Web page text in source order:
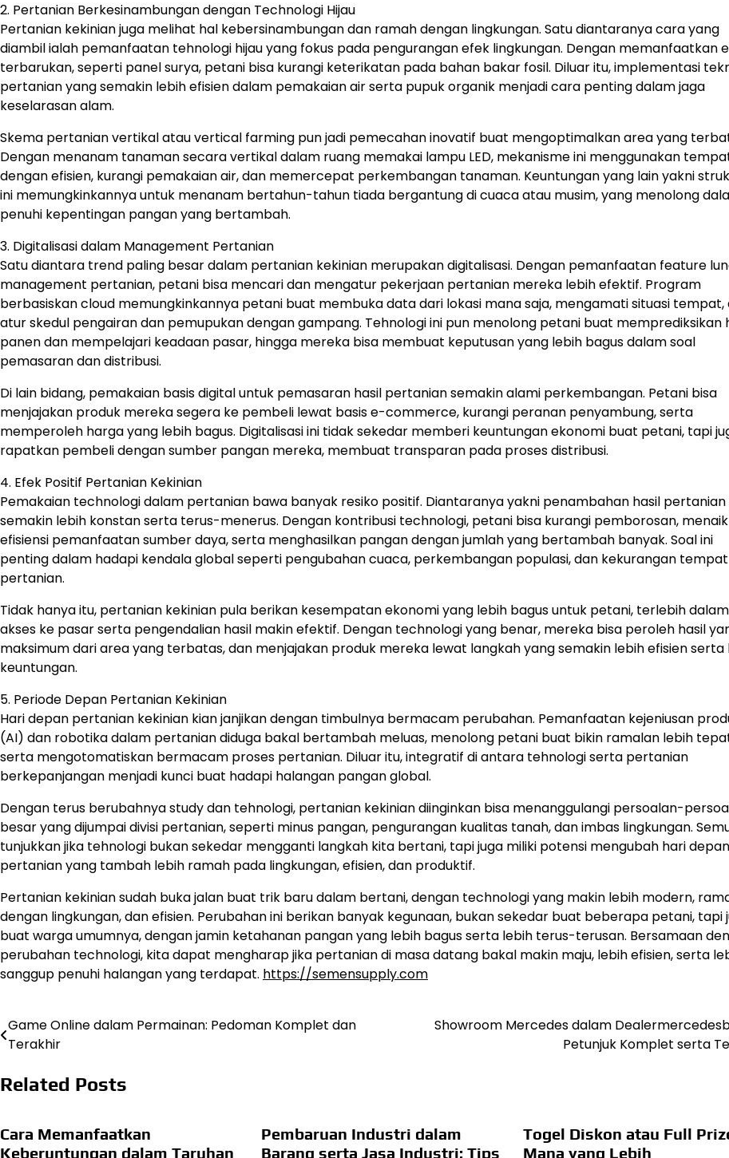
2. Pertanian Berkesinambungan dengan Technologi Hijau
Pertanian kekinian juga melihat hal kebersinambungan dan ramah dengan lingkungan. Satu diantaranya cara yang
diambil ialah pemanfaatan tehnologi hijau yang fokus pada pengurangan efek lingkungan. Dengan memanfaatkan
terbarukan, seperti panel surya, petani bisa kurangi keterikatan pada bahan bakar fosil. Diluar itu, implementasi
pertanian yang semakin lebih efisien dalam pemakaian air serta pupuk organik menjadi cara penting dalam jaga
keselarasan alam.
Skema pertanian vertikal atau vertical farming pun jadi pemecahan inovatif buat mengoptimalkan area yang
Dengan menanam tanaman secara vertikal dalam ruang memakai lampu LED, mekanisme ini menggunakan
dengan efisien, kurangi pemakaian air, dan memercepat perkembangan tanaman. Keuntungan yang lain yakni
ini memungkinkannya untuk menanam bertahun-tahun tiada bergantung di cuaca atau musim, yang menolong
penuhi kepentingan pangan yang bertambah.
3. Digitalisasi dalam Management Pertanian
Satu diantara trend paling besar dalam pertanian kekinian merupakan digitalisasi. Dengan pemanfaatan feature
management pertanian, petani bisa mencari dan mengatur pekerjaan pertanian mereka lebih efektif. Program
berbasiskan cloud memungkinkannya petani buat membuka data dari lokasi mana saja, mengamati situasi tempat,
atur skedul pengairan dan pemupukan dengan gampang. Tehnologi ini pun menolong petani buat memprediksikan
panen dan mempelajari keadaan pasar, hingga mereka bisa membuat keputusan yang lebih bagus dalam soal
pemasaran dan distribusi.
Di lain bidang, pemakaian basis digital untuk pemasaran hasil pertanian semakin alami perkembangan. Petani bisa
menjajakan produk mereka segera ke pembeli lewat basis e-commerce, kurangi peranan penyambung, serta
memperoleh harga yang lebih bagus. Digitalisasi ini tidak sekedar memberi keuntungan ekonomi buat petani, tapi
rapatkan pembeli dengan sumber pangan mereka, membuat transparan pada proses distribusi.
4. Efek Positif Pertanian Kekinian
Pemakaian technologi dalam pertanian bawa banyak resiko positif. Diantaranya yakni penambahan hasil pertanian
semakin lebih konstan serta terus-menerus. Dengan kontribusi technologi, petani bisa kurangi pemborosan,
efisiensi pemanfaatan sumber daya, serta menghasilkan pangan dengan jumlah yang bertambah banyak. Soal ini
penting dalam hadapi kendala global seperti pengubahan cuaca, perkembangan populasi, dan kekurangan tempat
pertanian.
Tidak hanya itu, pertanian kekinian pula berikan kesempatan ekonomi yang lebih bagus untuk petani, terlebih
akses ke pasar serta pengendalian hasil makin efektif. Dengan technologi yang benar, mereka bisa peroleh hasil
maksimum dari area yang terbatas, dan menjajakan produk mereka lewat langkah yang semakin lebih efisien serta
keuntungan.
5. Periode Depan Pertanian Kekinian
Hari depan pertanian kekinian kian janjikan dengan timbulnya bermacam perubahan. Pemanfaatan kejeniusan
(AI) dan robotika dalam pertanian diduga bakal bertambah meluas, menolong petani buat bikin ramalan lebih
serta mengotomatiskan bermacam proses pertanian. Diluar itu, integratif di antara tehnologi serta pertanian
berkepanjangan menjadi kunci buat hadapi halangan pangan global.
Dengan terus berubahnya study dan tehnologi, pertanian kekinian diinginkan bisa menanggulangi persoalan-
besar yang dijumpai divisi pertanian, seperti minus pangan, pengurangan kualitas tanah, dan imbas lingkungan.
tunjukkan jika tehnologi bukan sekedar mengganti langkah kita bertani, tapi juga miliki potensi mengubah hari depan
pertanian yang tambah lebih ramah pada lingkungan, efisien, dan produktif.
Pertanian kekinian sudah buka jalan buat trik baru dalam bertani, dengan technologi yang makin lebih modern,
dengan lingkungan, dan efisien. Perubahan ini berikan banyak kegunaan, bukan sekedar buat beberapa petani, tapi
buat warga umumnya, dengan jamin ketahanan pangan yang lebih bagus serta lebih terus-terusan. Bersamaan
perubahan technologi, kita dapat mengharap jika pertanian di masa datang bakal makin maju, lebih efisien, serta
sanggup penuhi halangan yang terdapat. https://semensupply.com
Navigasi
Game Online dalam Permainan: Pedoman Komplet dan
Terakhir
Showroom Mercedes dalam
Petunjuk Komplet serta
Related Posts
Cara Memanfaatkan
Keberuntungan dalam Taruhan
Pembaruan Industri dalam
Barang serta Jasa Industri: Tips
Togel Diskon atau Full
Mana yang Lebih